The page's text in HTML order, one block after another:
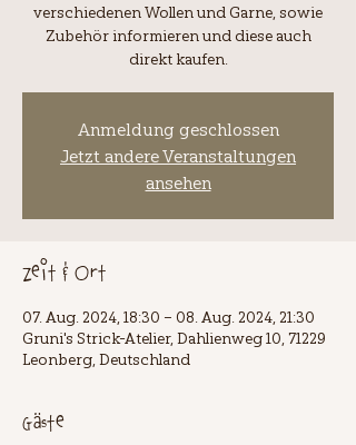
verschiedenen Wollen und Garne, sowie
Zubehör informieren und diese auch
Anmeldung geschlossen
Jetzt andere Veranstaltungen
ansehen
Zeit & Ort
07. Aug. 2024, 18:30 – 08. Aug. 2024, 21:30
Gruni's Strick-Atelier, Dahlienweg 10, 71229
Leonberg, Deutschland
Gäste